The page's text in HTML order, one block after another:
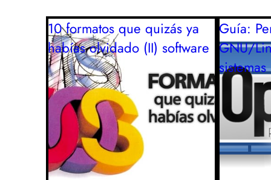
10 formatos que quizás ya
habías olvidado (II) software
Guía:
GNU/
sistemas